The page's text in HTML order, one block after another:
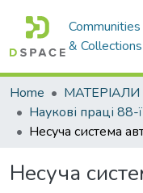
Communities
& Collections
Home
Несуча